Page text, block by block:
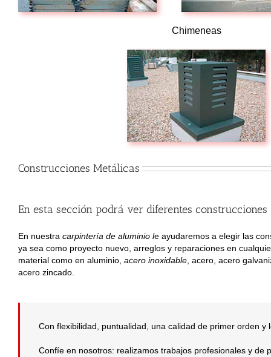
Chimeneas
Construcciones Metálicas
En esta sección podrá ver diferentes
En nuestra carpintería de aluminio le ayudaremos a elegir las
ya sea como proyecto nuevo, arreglos y reparaciones en
material como en aluminio, acero inoxidable , acero, acero
acero zincado.
Con flexibilidad, puntualidad, una calidad de primer orden
Confíe en nosotros: realizamos trabajos profesionales y